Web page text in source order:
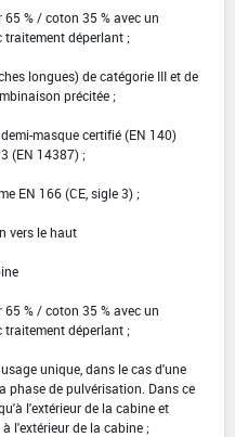
% / coton 35 % avec un
traitement déperlant ;
longues) de catégorie III et de
précitée ;
masque certifié (EN 140)
(EN 14387) ;
EN 166 (CE, sigle 3) ;
vers le haut
% / coton 35 % avec un
traitement déperlant ;
unique, dans le cas d'une
phase de pulvérisation. Dans ce
l'extérieur de la cabine et
l'extérieur de la cabine ;